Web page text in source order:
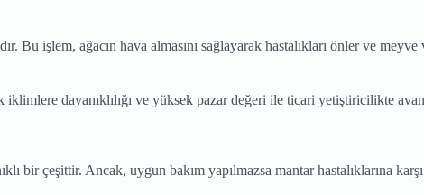
Bu işlem, ağacın hava almasını sağlayarak hastalıkları önler ve meyve
dayanıklılığı ve yüksek pazar değeri ile ticari yetiştiricilikte
bir çeşittir. Ancak, uygun bakım yapılmazsa mantar hastalıklarına